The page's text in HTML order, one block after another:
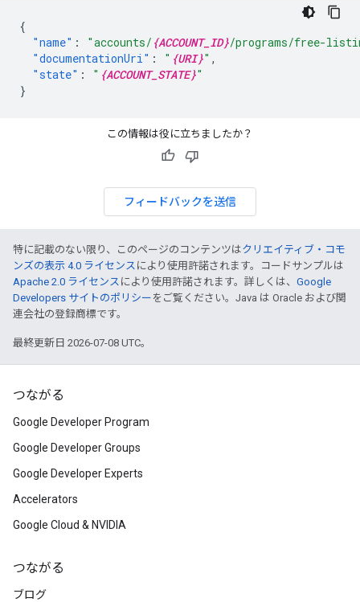
{
"name" : "accounts/ {ACCOUNT_ID}/programs/free-
"documentationUri" : " {URI}" ,
"state" : " {ACCOUNT_STATE}"
}
この情報は役に立ちましたか？
フィードバックを送信
特に記載のない限り、このページのコンテンツはクリエイティブ・コモ
ンズの表示 4.0 ライセンス により使用許諾されます。コードサンプルは
Apache 2.0 ライセンス により使用許諾されます。詳しくは、 Google
Developers サイトのポリシー をご覧ください。Java は Oracle および関
連会社の登録商標です。
最終更新日 2026-07-08 UTC。
つながる
Google Developer Program
Google Developer Groups
Google Developer Experts
Accelerators
Google Cloud & NVIDIA
つながる
ブログ